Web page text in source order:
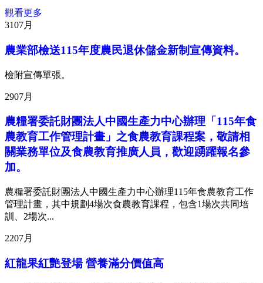
觀看更多
3107月
農業部檢送115年度農民退休儲金新制宣傳資料。
檢附宣傳單張。
2907月
農糧署委託財團法人中國生產力中心辦理「115年食
農教育工作管理計畫」之食農教育課程案，敬請相
關業務單位及食農教育推廣人員，歡迎踴躍報名參
加。
農糧署委託財團法人中國生產力中心辦理115年食農教育工作
管理計畫，其中規劃4場次食農教育課程，包含1場次共同培
訓、2場次...
2207月
紅龍果紅艷登場 營養滿分價值高